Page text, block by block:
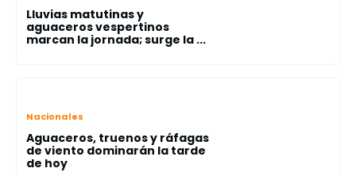
Lluvias matutinas y
aguaceros vespertinos
marcan la jornada; surge la ...
Nacionales
Aguaceros, truenos y ráfagas
de viento dominarán la tarde
de hoy